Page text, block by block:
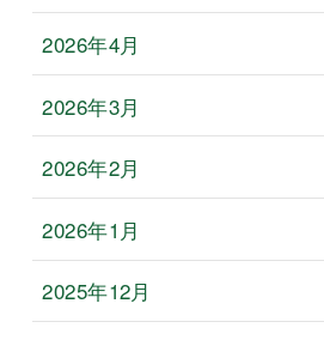
2026年4月
2026年3月
2026年2月
2026年1月
2025年12月